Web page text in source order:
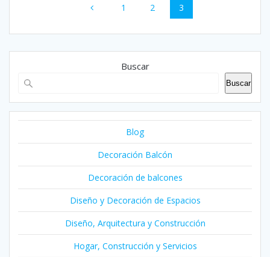
entradas
Página
1 Página
2 Página
3
Buscar
Buscar
Blog
Decoración Balcón
Decoración de balcones
Diseño y Decoración de Espacios
Diseño, Arquitectura y Construcción
Hogar, Construcción y Servicios